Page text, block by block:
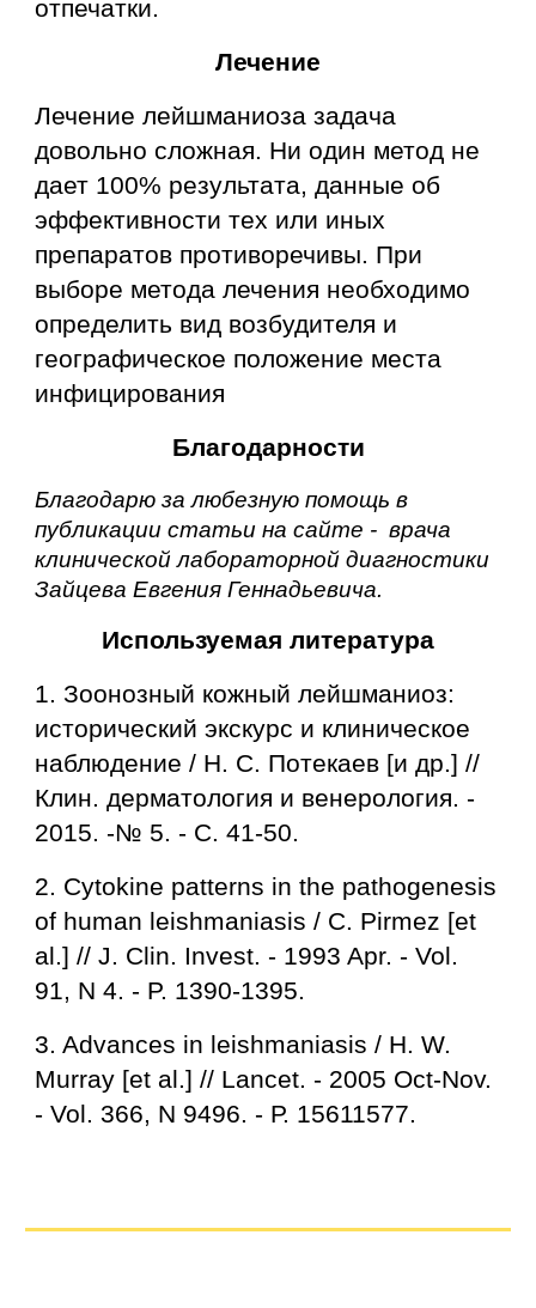
отпечатки.
Лечение
Лечение лейшманиоза задача
довольно сложная. Ни один метод не
дает 100% результата, данные об
эффективности тех или иных
препаратов противоречивы. При
выборе метода лечения необходимо
определить вид возбудителя и
географическое положение места
инфицирования
Благодарности
Благодарю за любезную помощь в
публикации статьи на сайте - врача
клинической лабораторной диагностики
Зайцева Евгения Геннадьевича.
Используемая литература
1. Зоонозный кожный лейшманиоз:
исторический экскурс и клиническое
наблюдение / Н. С. Потекаев [и др.] //
Клин. дерматология и венерология. -
2015. -№ 5. - С. 41-50.
2. Cytokine patterns in the pathogenesis
of human leishmaniasis / C. Pirmez [et
al.] // J. Clin. Invest. - 1993 Apr. - Vol.
91, N 4. - P. 1390-1395.
3. Advances in leishmaniasis / H. W.
Murray [et al.] // Lancet. - 2005 Oct-Nov.
- Vol. 366, N 9496. - Р. 15611577.